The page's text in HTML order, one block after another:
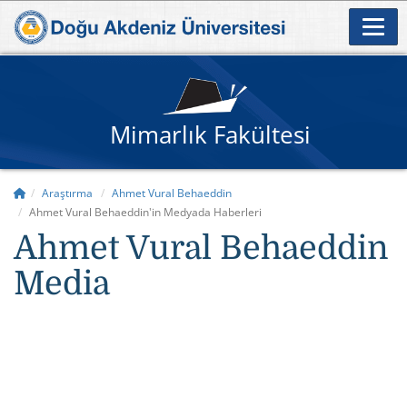
Mimarlık Fakültesi
Araştırma
Ahmet Vural Behaeddin
Ahmet Vural Behaeddin'in Medyada Haberleri
Ahmet Vural Behaeddin
Media